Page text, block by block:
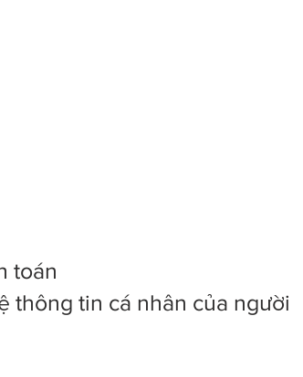
toán
thông tin cá nhân của người